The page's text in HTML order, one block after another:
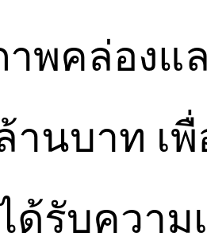
าพคล่องแ
ล้านบาท เ
ด้รับความ